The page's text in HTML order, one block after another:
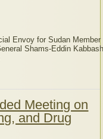
Envoy for Sudan Member
Shams-Eddin
Meeting on
and Drug